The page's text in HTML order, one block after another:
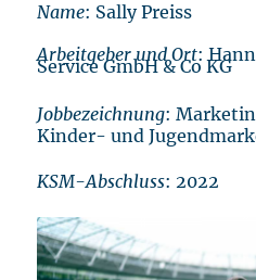
Name: Sally Preiss
Arbeitgeber und Ort:
Service GmbH & Co KG
Jobbezeichnung:
Kinder- und
KSM-Abschluss: 2022